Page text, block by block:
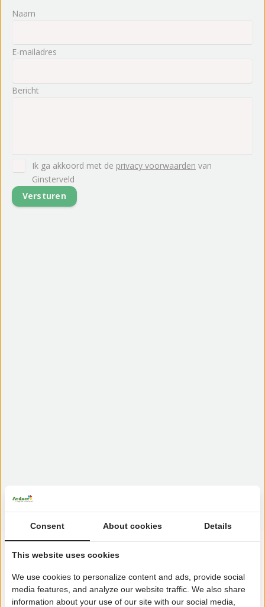
Naam
E-mailadres
Bericht
Ik ga akkoord met de privacy voorwaarden van
Ginsterveld
Consent About cookies Details
This website uses cookies
We use cookies to personalize content and ads, provide social
media features, and analyze our website traffic. We also share
information about your use of our site with our social media,